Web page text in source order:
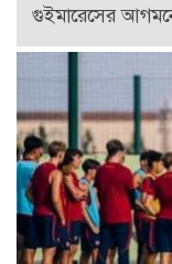
গুইমারেসের